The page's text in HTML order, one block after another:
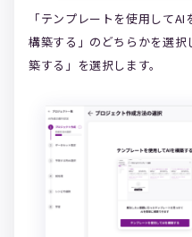
「テンプレートを使用して
構築する」のどちらかを選
築する」を選択します。